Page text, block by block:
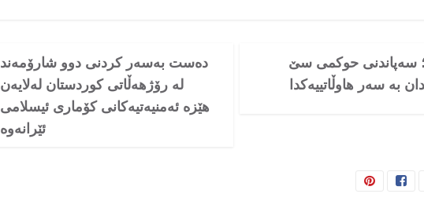
سەپاندنی حوکمی سێ
بە سەر هاوڵاتییەکدا
دەست بەسەر کردنی دوو شارۆمەند
لە رۆژهەڵاتی کوردستان لەلایەن
هێزە ئەمنیەتیەکانی کۆماری ئیسلامی
ئێرانەوە